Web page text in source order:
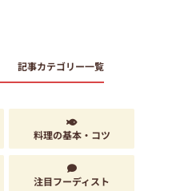
記事カテゴリー一覧
料理の基本・コツ
注目フーディスト